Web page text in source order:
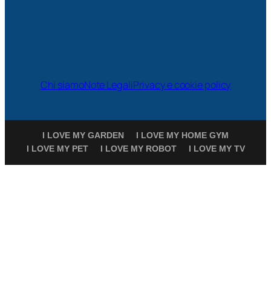
Chi siamoNote LegaliPrivacy e cookie policy
I LOVE MY GARDEN
I LOVE MY HOME GYM
I LOVE MY PET
I LOVE MY ROBOT I LOVE MY TV